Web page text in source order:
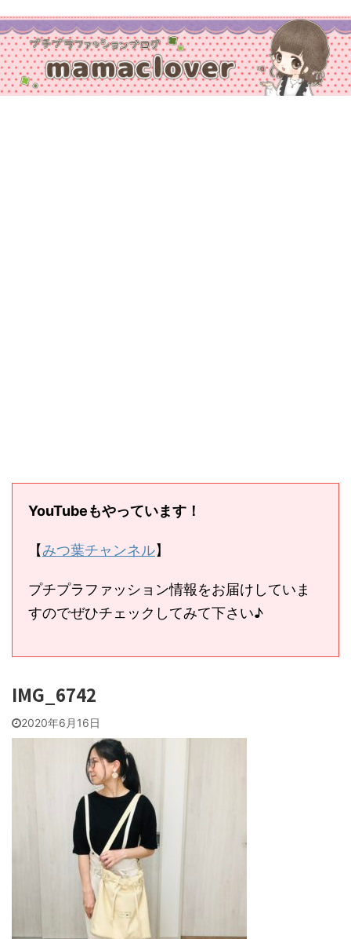
YouTubeもやっています！
【みつ葉チャンネル】
プチプラファッション情報をお届けしていま
すのでぜひチェックしてみて下さい♪
IMG_6742
2020年6月16日